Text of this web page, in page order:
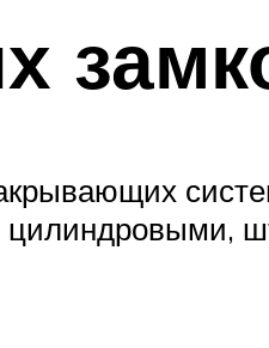
цилиндровыми,